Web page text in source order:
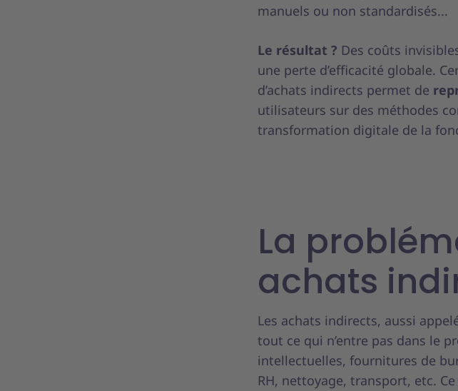
manuels ou non standardisés...
Le résultat ? Des coûts
une perte d’efficacité globale.
d’achats indirects permet de
utilisateurs sur des méthodes
transformation digitale de la
La
achats
Les achats indirects, aussi
tout ce qui n’entre pas dans le
intellectuelles, fournitures de
RH, nettoyage, transport, etc.